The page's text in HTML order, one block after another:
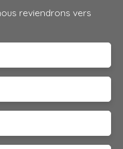
reviendrons vers